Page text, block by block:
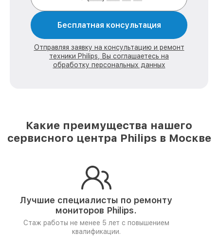
Бесплатная консультация
Отправляя заявку на консультацию и ремонт
техники Philips, Вы соглашаетесь на
обработку персональных данных
Какие преимущества нашего
сервисного центра Philips в Москве
Лучшие специалисты по ремонту
мониторов Philips.
Стаж работы не менее 5 лет с повышением
квалификации.